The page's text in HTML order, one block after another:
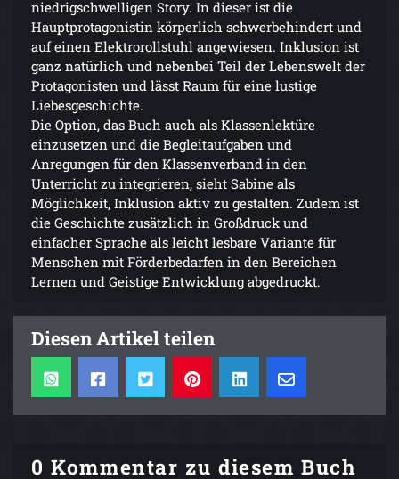
niedrigschwelligen Story. In dieser ist die
Hauptprotagonistin körperlich schwerbehindert und
auf einen Elektrorollstuhl angewiesen. Inklusion ist
ganz natürlich und nebenbei Teil der Lebenswelt der
Protagonisten und lässt Raum für eine lustige
Liebesgeschichte.
Die Option, das Buch auch als Klassenlektüre
einzusetzen und die Begleitaufgaben und
Anregungen für den Klassenverband in den
Unterricht zu integrieren, sieht Sabine als
Möglichkeit, Inklusion aktiv zu gestalten. Zudem ist
die Geschichte zusätzlich in Großdruck und
einfacher Sprache als leicht lesbare Variante für
Menschen mit Förderbedarfen in den Bereichen
Lernen und Geistige Entwicklung abgedruckt.
Diesen Artikel teilen
0 Kommentar zu diesem Buch